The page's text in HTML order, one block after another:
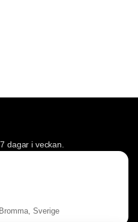
dagar i veckan.
Sverige